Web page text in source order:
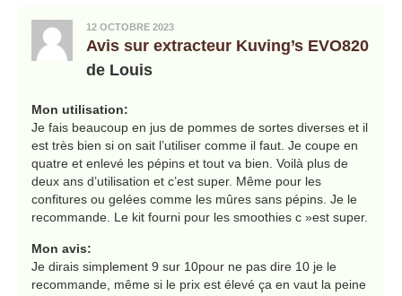
12 OCTOBRE 2023
Avis sur extracteur Kuving’s EVO820
de Louis
Mon utilisation:
Je fais beaucoup en jus de pommes de sortes diverses et il
est très bien si on sait l’utiliser comme il faut. Je coupe en
quatre et enlevé les pépins et tout va bien. Voilà plus de
deux ans d’utilisation et c’est super. Même pour les
confitures ou gelées comme les mûres sans pépins. Je le
recommande. Le kit fourni pour les smoothies c »est super.
Mon avis:
Je dirais simplement 9 sur 10pour ne pas dire 10 je le
recommande, même si le prix est élevé ça en vaut la peine